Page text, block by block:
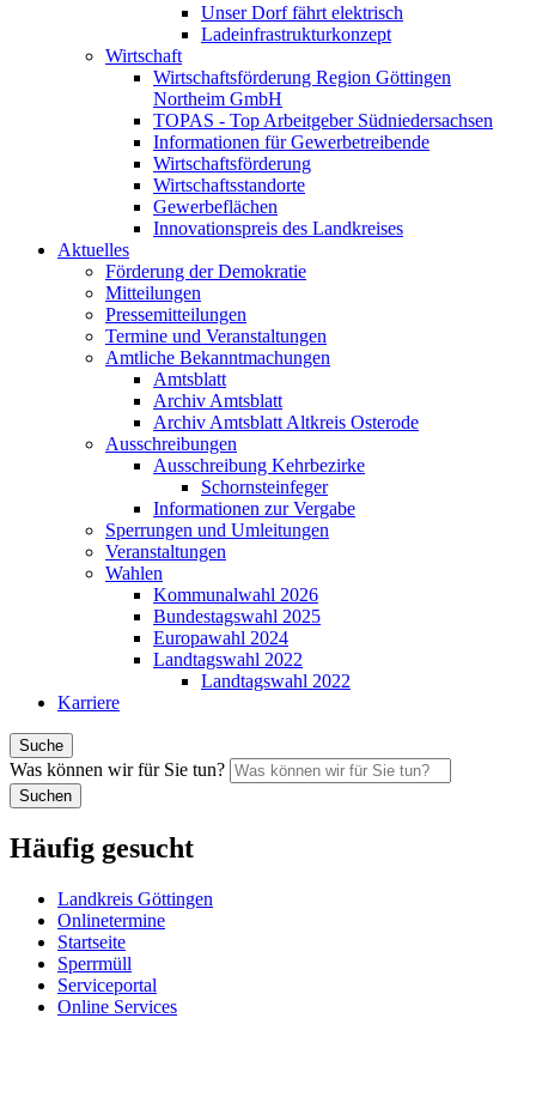
Unser Dorf fährt elektrisch
Ladeinfrastrukturkonzept
Wirtschaft
Wirtschaftsförderung Region Göttingen
Northeim GmbH
TOPAS - Top Arbeitgeber Südniedersachsen
Informationen für Gewerbetreibende
Wirtschaftsförderung
Wirtschaftsstandorte
Gewerbeflächen
Innovationspreis des Landkreises
Aktuelles
Förderung der Demokratie
Mitteilungen
Pressemitteilungen
Termine und Veranstaltungen
Amtliche Bekanntmachungen
Amtsblatt
Archiv Amtsblatt
Archiv Amtsblatt Altkreis Osterode
Ausschreibungen
Ausschreibung Kehrbezirke
Schornsteinfeger
Informationen zur Vergabe
Sperrungen und Umleitungen
Veranstaltungen
Wahlen
Kommunalwahl 2026
Bundestagswahl 2025
Europawahl 2024
Landtagswahl 2022
Landtagswahl 2022
Karriere
Suche
Was können wir für Sie tun?
Suchen
Häufig gesucht
Landkreis Göttingen
Onlinetermine
Startseite
Sperrmüll
Serviceportal
Online Services